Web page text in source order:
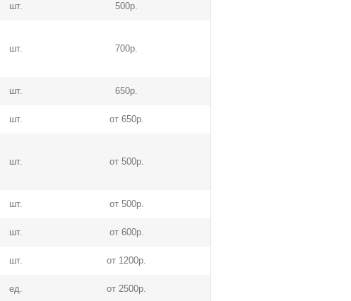
шт. 500р.
шт. 700р.
шт. 650р.
шт. от 650р.
шт. от 500р.
шт. от 500р.
шт. от 600р.
шт. от 1200р.
ед. от 2500р.